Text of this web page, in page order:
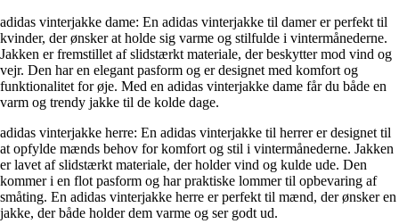
adidas vinterjakke dame: En adidas vinterjakke til damer er perfekt til
kvinder, der ønsker at holde sig varme og stilfulde i vintermånederne.
Jakken er fremstillet af slidstærkt materiale, der beskytter mod vind og
vejr. Den har en elegant pasform og er designet med komfort og
funktionalitet for øje. Med en adidas vinterjakke dame får du både en
varm og trendy jakke til de kolde dage.
adidas vinterjakke herre: En adidas vinterjakke til herrer er designet til
at opfylde mænds behov for komfort og stil i vintermånederne. Jakken
er lavet af slidstærkt materiale, der holder vind og kulde ude. Den
kommer i en flot pasform og har praktiske lommer til opbevaring af
småting. En adidas vinterjakke herre er perfekt til mænd, der ønsker en
jakke, der både holder dem varme og ser godt ud.